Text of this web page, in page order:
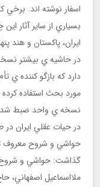
اسفار نوشته اند. برخي
بسياري از ساير آثار
ايران، پاكستان و هند
در حاشيه ي بيشتر
دارد كه بازگو كننده ي
مورد بحث استفاده
نسخه ي واحد ضبط
در حيات عقلي ايران
حواشي و شروح معروف
گذاشت: حواشي و شروح
ملااسماعيل اصفهاني،